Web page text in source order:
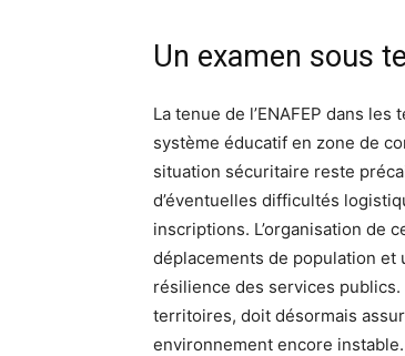
Un examen sous
La tenue de l’ENAFEP dans
système éducatif en zone de
situation sécuritaire reste
d’éventuelles difficultés
inscriptions. L’organisation de
déplacements de population
résilience des services
territoires, doit désormais
environnement encore